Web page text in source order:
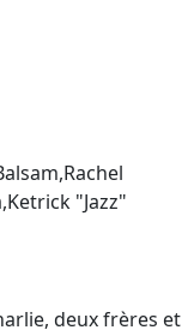
"Jazz"
deux frères et